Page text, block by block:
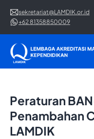
sekretariat@LAMDIK.or.id
+62 81358850009
Peraturan
Penambahan
LAMDIK